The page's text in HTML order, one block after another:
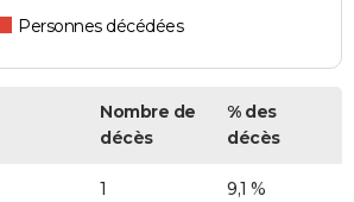
Personnes décédées
Nombre de
décès
% des
décès
1 9,1 %